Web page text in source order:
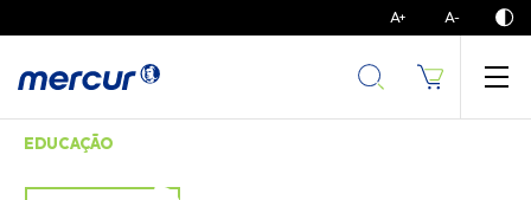
A+ A-
EDUCAÇÃO